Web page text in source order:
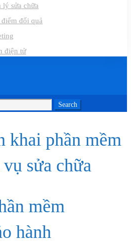
lý sửa chữa
đổi quả
điện tử
Search
khai phần mềm
sửa chữa
mềm
hành